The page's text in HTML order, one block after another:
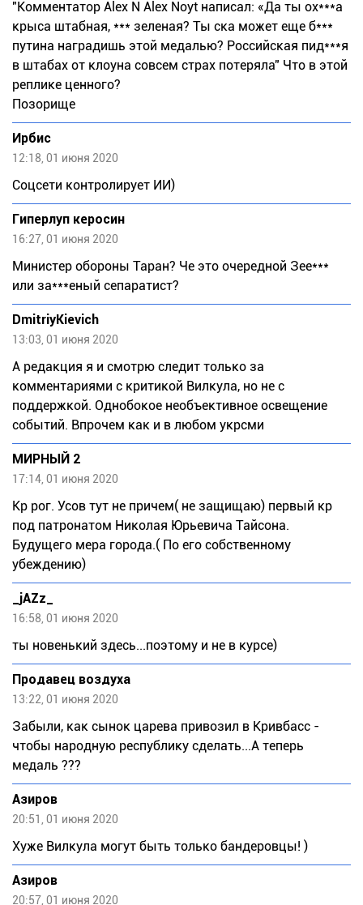
"Комментатор Alex N Alex Noyt написал: «Да ты ох***а
крыса штабная, *** зеленая? Ты ска может еще б***
путина наградишь этой медалью? Российская пид***я
в штабах от клоуна совсем страх потеряла" Что в этой
реплике ценного?
Позорище
Ирбис
12:18, 01 июня 2020
Соцсети контролирует ИИ)
Гиперлуп керосин
16:27, 01 июня 2020
Министер обороны Таран? Че это очередной Зее***
или за***еный сепаратист?
DmitriyKievich
13:03, 01 июня 2020
А редакция я и смотрю следит только за
комментариями с критикой Вилкула, но не с
поддержкой. Однобокое необъективное освещение
событий. Впрочем как и в любом укрсми
МИРНЫЙ 2
17:14, 01 июня 2020
Кр рог. Усов тут не причем( не защищаю) первый кр
под патронатом Николая Юрьевича Тайсона.
Будущего мера города.( По его собственному
убеждению)
_jAZz_
16:58, 01 июня 2020
ты новенький здесь...поэтому и не в курсе)
Продавец воздуха
13:22, 01 июня 2020
Забыли, как сынок царева привозил в Кривбасс -
чтобы народную республику сделать...А теперь
медаль ???
Азиров
20:51, 01 июня 2020
Хуже Вилкула могут быть только бандеровцы! )
Азиров
20:57, 01 июня 2020